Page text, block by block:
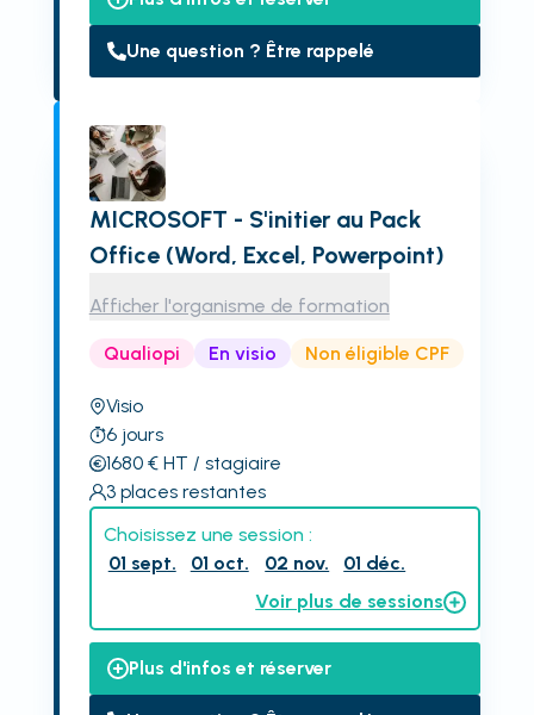
Une question ? Être rappelé
MICROSOFT - S'initier au Pack
Office (Word, Excel, Powerpoint)
Afficher l'organisme de formation
Qualiopi En visio Non éligible CPF
Visio
6 jours
1680€ HT / stagiaire
3 places restantes
Choisissez une session :
01 sept.
01 oct. 02 nov.
01 déc.
Voir plus de sessions
Plus d'infos et réserver